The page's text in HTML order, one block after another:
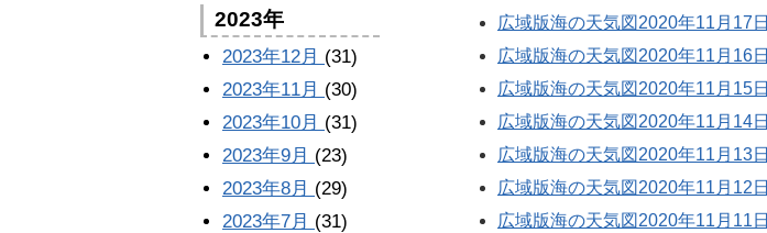
広域版海の天気図2020年11月17日
広域版海の天気図2020年11月16日
広域版海の天気図2020年11月15日
広域版海の天気図2020年11月14日
広域版海の天気図2020年11月13日
広域版海の天気図2020年11月12日
広域版海の天気図2020年11月11日
2023年
2023年12月 (31)
2023年11月 (30)
2023年10月 (31)
2023年9月 (23)
2023年8月 (29)
2023年7月 (31)